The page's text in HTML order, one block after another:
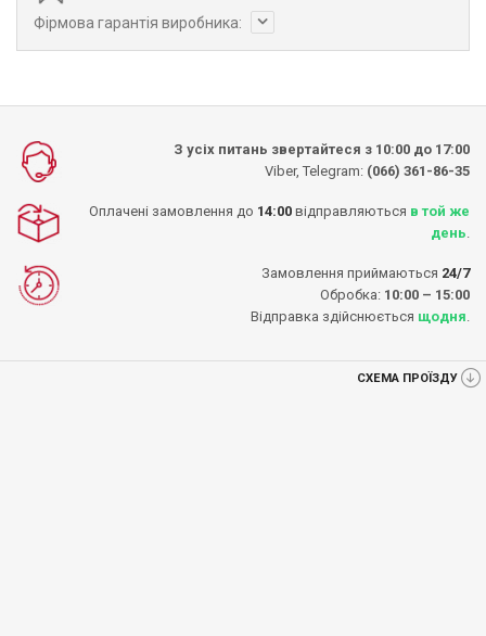
Фірмова гарантія виробника:
З усіх питань звертайтеся з 10:00 до 17:00
Viber, Telegram: (066) 361-86-35
Оплачені замовлення до 14:00 відправляються в той же
день
Замовлення приймаються 24/7
Обробка: 10:00 – 15:00
Відправка здійснюється щодня
СХЕМА ПРОЇЗДУ